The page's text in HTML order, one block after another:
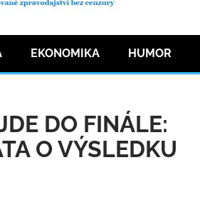
EKONOMIKA HUMOR
DO FINÁLE:
O VÝSLEDKU